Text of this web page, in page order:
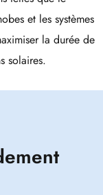
et les systèmes
la durée de
solaires.